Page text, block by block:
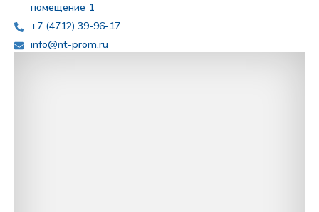
помещение 1
+7 (4712) 39-96-17
info@nt-prom.ru